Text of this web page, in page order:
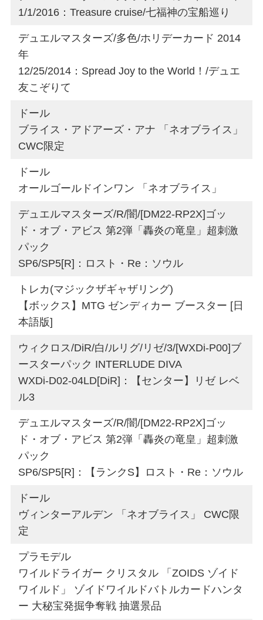
1/1/2016：Treasure cruise/七福神の宝船巡り
デュエルマスターズ/多色/ホリデーカード 2014
年
12/25/2014：Spread Joy to the World！/デュエ
友こぞりて
ドール
ブライス・アドアーズ・アナ 「ネオブライス」
CWC限定
ドール
オールゴールドインワン 「ネオブライス」
デュエルマスターズ/R/闇/[DM22-RP2X]ゴッ
ド・オブ・アビス 第2弾「轟炎の竜皇」超刺激
パック
SP6/SP5[R]：ロスト・Re：ソウル
トレカ(マジックザギャザリング)
【ボックス】MTG ゼンディカー ブースター [日
本語版]
ウィクロス/DiR/白/ルリグ/リゼ/3/[WXDi-P00]ブ
ースターパック INTERLUDE DIVA
WXDi-D02-04LD[DiR]：【センター】リゼ レベ
ル3
デュエルマスターズ/R/闇/[DM22-RP2X]ゴッ
ド・オブ・アビス 第2弾「轟炎の竜皇」超刺激
パック
SP6/SP5[R]：【ランクS】ロスト・Re：ソウル
ドール
ヴィンターアルデン 「ネオブライス」 CWC限
定
プラモデル
ワイルドライガー クリスタル 「ZOIDS ゾイド
ワイルド」 ゾイドワイルドバトルカードハンタ
ー 大秘宝発掘争奪戦 抽選景品